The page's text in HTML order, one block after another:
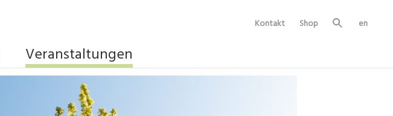
Kontakt Shop
Su
en
Veranstaltungen